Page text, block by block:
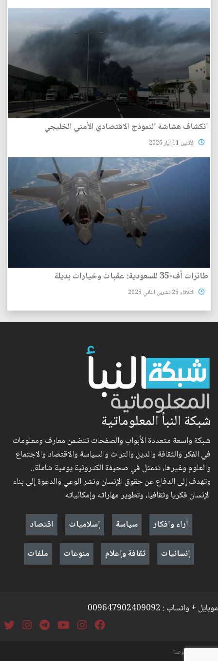
انكشاف هشاشة النموذج الاقتصادي الأمني الخليجي
الأثنين 11 آيار 2026
طائرات أف-35 للسعودية: عقبات وخيارات بديلة
الثلاثاء 25 تشرين الثاني 2025
شبكة النبأ المعلوماتية
شبكة واسعة متعددة الأبواب والصفحات تتضمن معارف ومعلومات
في الفكر والثقافة والدين والتراث والسياسة والاقتصاد والاجتماع
والعلوم وغيرها، تتمثل في صحيفة الكترونية يومية شاملة..
وتهدف إلى الدفاع عن حقوق الإنسان ونشر الوعي والدعوة إلى بناء
الإنسان فكريا وثقافيا، وتطوير مهاراته وإمكانياته
آراء وافكار
سياسة إسلاميات
اقتصاد
إنسانيات
ثقافة وإعلام منوعات ملفات
موبايل + واتساب : 009647902409092
السياسة والخصوصة